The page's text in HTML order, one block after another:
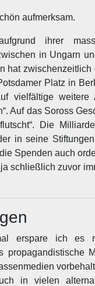
aufmerksam.
ihrer
in Ungarn
hat zwischenzeitlich
Platz in
vielfältige weitere
Auf das Soross
Die
in seine
Spenden auch
schließlich zuvor
erspare ich es
propagandistische
in vielen